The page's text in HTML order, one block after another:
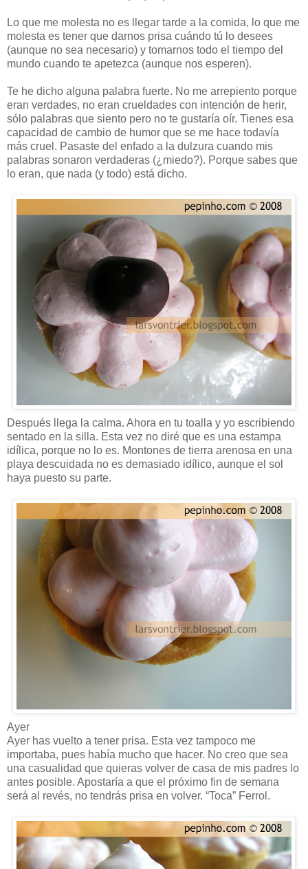
Lo que me molesta no es llegar tarde a la comida, lo que me
molesta es tener que darnos prisa cuándo tú lo desees
(aunque no sea necesario) y tomarnos todo el tiempo del
mundo cuando te apetezca (aunque nos esperen).
Te he dicho alguna palabra fuerte. No me arrepiento porque
eran verdades, no eran crueldades con intención de herir,
sólo palabras que siento pero no te gustaría oír. Tienes esa
capacidad de cambio de humor que se me hace todavía
más cruel. Pasaste del enfado a la dulzura cuando mis
palabras sonaron verdaderas (¿miedo?). Porque sabes que
lo eran, que nada (y todo) está dicho.
Después llega la calma. Ahora en tu toalla y yo escribiendo
sentado en la silla. Esta vez no diré que es una estampa
idílica, porque no lo es. Montones de tierra arenosa en una
playa descuidada no es demasiado idílico, aunque el sol
haya puesto su parte.
Ayer
Ayer has vuelto a tener prisa. Esta vez tampoco me
importaba, pues había mucho que hacer. No creo que sea
una casualidad que quieras volver de casa de mis padres lo
antes posible. Apostaría a que el próximo fin de semana
será al revés, no tendrás prisa en volver. “Toca” Ferrol.